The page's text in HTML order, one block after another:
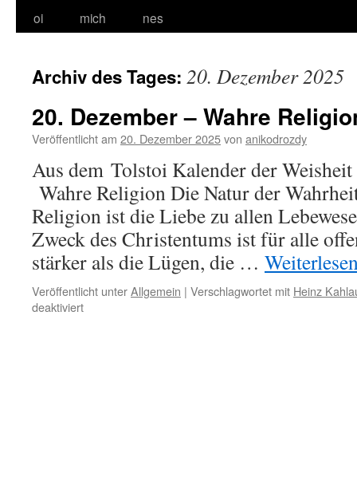
oi
mich
nes
Archiv des Tages: 20. Dezember 2025
20. Dezember – Wahre
Veröffentlicht am 20. Dezember 2025von anikodrozdy
Aus dem Tolstoi Kalender der
Wahre Religion Die Natur der
Religion ist die Liebe zu allen
Zweck des Christentums ist für alle
stärker als die Lügen, die …
Veröffentlicht unterAllgemein | Verschlagwortet mit Heinz
deaktiviertfür